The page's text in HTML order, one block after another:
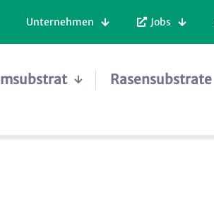
Unternehmen Jobs
Rasensubstrate